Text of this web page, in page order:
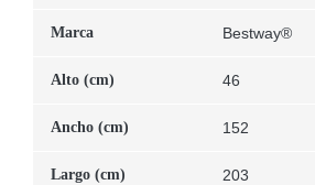
Marca Bestway®
Alto (cm) 46
Ancho (cm) 152
Largo (cm) 203